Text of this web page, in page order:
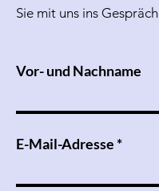
Sie mit uns ins Gespräch
Vor- und Nachname
E-Mail-Adresse